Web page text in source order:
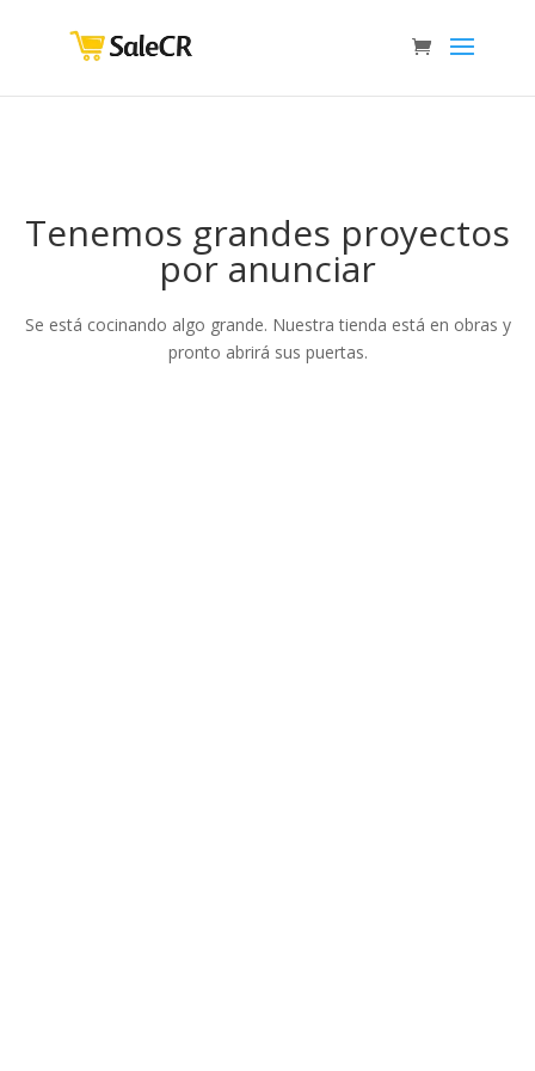
Tenemos grandes proyectos
por anunciar
Se está cocinando algo grande. Nuestra tienda está en obras y
pronto abrirá sus puertas.